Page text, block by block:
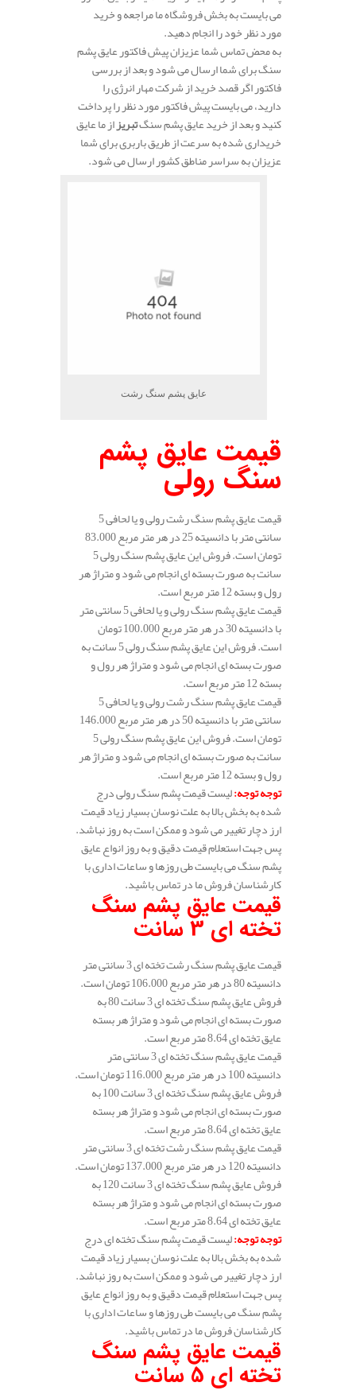
می بایست به بخش فروشگاه ما مراجعه و خرید
مورد نظر خود را انجام دهید.
به محض تماس شما عزیزان پیش فاکتور عایق پشم
سنگ برای شما ارسال می شود و بعد از بررسی
فاکتور اگر قصد خرید از شرکت مهار انرژی را
دارید، می بایست پیش فاکتور مورد نظر را پرداخت
کنید و بعد از خرید عایق پشم سنگتبریزاز ما عایق
خریداری شده به سرعت از طریق باربری برای شما
عزیزان به سراسر مناطق کشور ارسال می شود.
عایق پشم سنگ رشت
قیمت عایق پشم
سنگ رولی
قیمت عایق پشم سنگ رشت رولی و یا لحافی 5
سانتی متر با دانسیته 25 در هر متر مربع 83.000
تومان است. فروش این عایق پشم سنگ رولی 5
سانت به صورت بسته ای انجام می شود و متراژ هر
رول و بسته 12 متر مربع است.
قیمت عایق پشم سنگ رولی و یا لحافی 5 سانتی متر
با دانسیته 30 در هر متر مربع 100.000 تومان
است. فروش این عایق پشم سنگ رولی 5 سانت به
صورت بسته ای انجام می شود و متراژ هر رول و
بسته 12 متر مربع است.
قیمت عایق پشم سنگ رشت رولی و یا لحافی 5
سانتی متر با دانسیته 50 در هر متر مربع 146.000
تومان است. فروش این عایق پشم سنگ رولی 5
سانت به صورت بسته ای انجام می شود و متراژ هر
رول و بسته 12 متر مربع است.
توجه توجه:لیست قیمت پشم سنگ رولی درج
شده به بخش بالا به علت نوسان بسیار زیاد قیمت
ارز دچار تغییر می شود و ممکن است به روز نباشد.
پس جهت استعلام قیمت دقیق و به روز انواع عایق
پشم سنگ می بایست طی روزها و ساعات اداری با
کارشناسان فروش ما در تماس باشید.
قیمت عایق پشم سنگ
تخته ای 3 سانت
قیمت عایق پشم سنگ رشت تخته ای 3 سانتی متر
دانسیته 80 در هر متر مربع 106.000 تومان است.
فروش عایق پشم سنگ تخته ای 3 سانت 80 به
صورت بسته ای انجام می شود و متراژ هر بسته
عایق تخته ای 8.64 متر مربع است.
قیمت عایق پشم سنگ تخته ای 3 سانتی متر
دانسیته 100 در هر متر مربع 116.000 تومان است.
فروش عایق پشم سنگ تخته ای 3 سانت 100 به
صورت بسته ای انجام می شود و متراژ هر بسته
عایق تخته ای 8.64 متر مربع است.
قیمت عایق پشم سنگ رشت تخته ای 3 سانتی متر
دانسیته 120 در هر متر مربع 137.000 تومان است.
فروش عایق پشم سنگ تخته ای 3 سانت 120 به
صورت بسته ای انجام می شود و متراژ هر بسته
عایق تخته ای 8.64 متر مربع است.
توجه توجه:لیست قیمت پشم سنگ تخته ای درج
شده به بخش بالا به علت نوسان بسیار زیاد قیمت
ارز دچار تغییر می شود و ممکن است به روز نباشد.
پس جهت استعلام قیمت دقیق و به روز انواع عایق
پشم سنگ می بایست طی روزها و ساعات اداری با
کارشناسان فروش ما در تماس باشید.
قیمت عایق پشم سنگ
تخته ای 5 سانت